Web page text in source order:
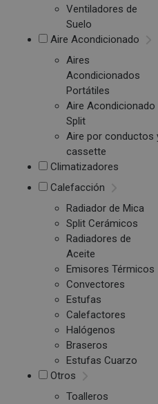
Ventiladores de
Suelo
Aire Acondicionado
Aires
Acondicionados
Portátiles
Aire Acondicionado
Split
Aire por conductos
cassette
Climatizadores
Calefacción
Radiador de Mica
Split Cerámicos
Radiadores de
Aceite
Emisores Térmicos
Convectores
Estufas
Calefactores
Halógenos
Braseros
Estufas Cuarzo
Otros
Toalleros